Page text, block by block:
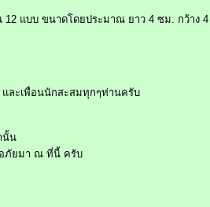
12 แบบ ขนาดโดยประมาณ ยาว 4 ซม. กว้าง
ละเพื่อนนักสะสมทุกๆท่านครับ
นั้น
ภัยมา ณ ที่นี้ ครับ